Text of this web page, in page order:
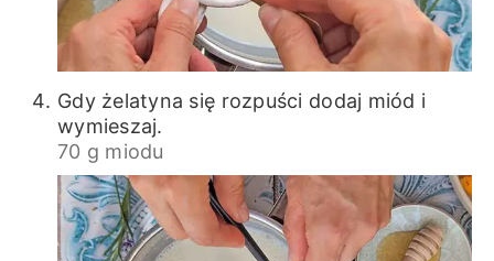
Gdy żelatyna się rozpuści dodaj miód i
wymieszaj.
70 g miodu